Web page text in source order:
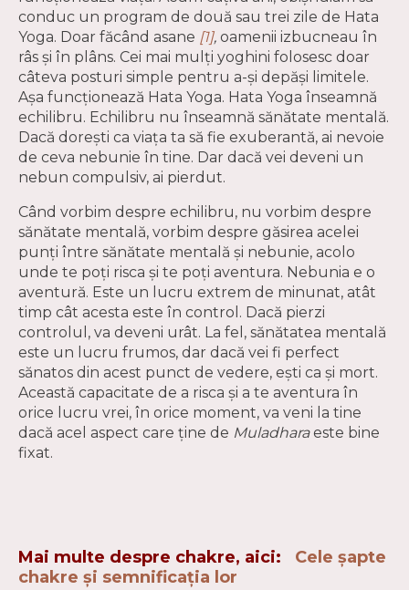
conduc un program de două sau trei zile de Hata
Yoga. Doar făcând asane [1], oamenii izbucneau în
râs și în plâns. Cei mai mulți yoghini folosesc doar
câteva posturi simple pentru a-și depăși limitele.
Așa funcționează Hata Yoga. Hata Yoga înseamnă
echilibru. Echilibru nu înseamnă sănătate mentală.
Dacă dorești ca viața ta să fie exuberantă, ai nevoie
de ceva nebunie în tine. Dar dacă vei deveni un
nebun compulsiv, ai pierdut.
Când vorbim despre echilibru, nu vorbim despre
sănătate mentală, vorbim despre găsirea acelei
punți între sănătate mentală și nebunie, acolo
unde te poți risca și te poți aventura. Nebunia e o
aventură. Este un lucru extrem de minunat, atât
timp cât acesta este în control. Dacă pierzi
controlul, va deveni urât. La fel, sănătatea mentală
este un lucru frumos, dar dacă vei fi perfect
sănatos din acest punct de vedere, ești ca și mort.
Această capacitate de a risca și a te aventura în
orice lucru vrei, în orice moment, va veni la tine
dacă acel aspect care ține de Muladharaeste bine
fixat.
Mai multe despre chakre, aici:
Cele șapte
chakre și semnificația lor